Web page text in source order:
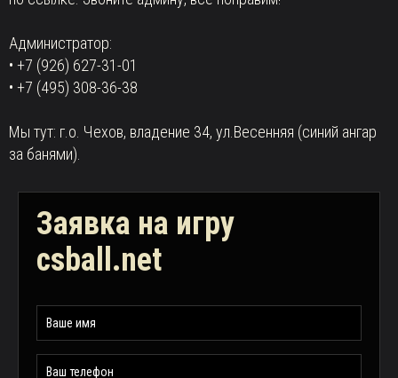
Администратор:
• +7 (926) 627-31-01
• +7 (495) 308-36-38
Мы тут: г.о. Чехов, владение 34, ул.Весенняя (синий ангар
за банями).
Заявка на игру
csball.net